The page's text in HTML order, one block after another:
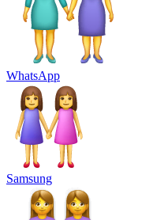
WhatsApp
Samsung